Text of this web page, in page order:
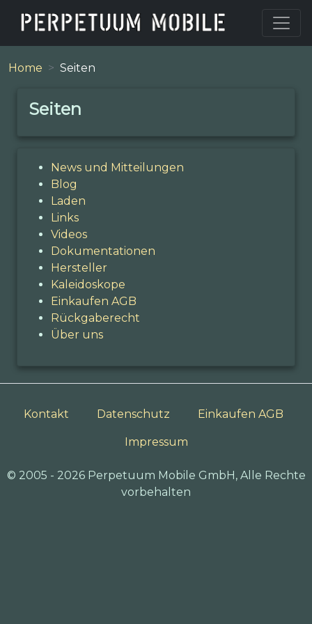
Home Seiten
Seiten
News und Mitteilungen
Blog
Laden
Links
Videos
Dokumentationen
Hersteller
Kaleidoskope
Einkaufen AGB
Rückgaberecht
Über uns
Kontakt Datenschutz Einkaufen AGB
Impressum
© 2005 - 2026 Perpetuum Mobile GmbH, Alle Rechte
vorbehalten